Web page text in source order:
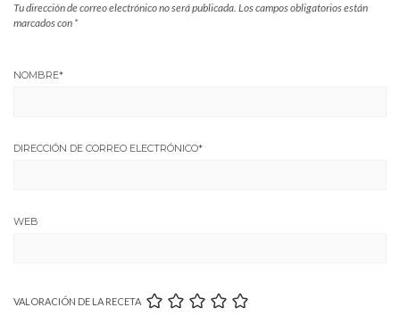
Tu dirección de correo electrónico no será publicada. Los campos obligatorios están
marcados con *
NOMBRE*
DIRECCIÓN DE CORREO ELECTRÓNICO*
WEB
VALORACIÓN DE LA RECETA